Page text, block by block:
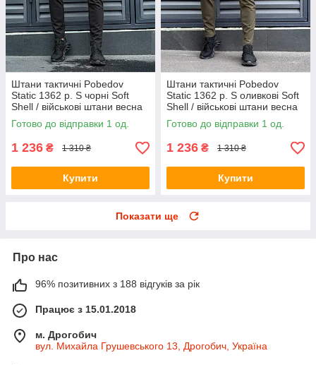
Штани тактичні Pobedov
Static 1362 р. S чорні Soft
Shell / військові штани весна
осінь
Готово до відправки 1 од.
1 236 ₴ 1 310 ₴
Купити
Штани тактичні Pobedov
Static 1362 р. S оливкові Soft
Shell / військові штани весна
осінь
Готово до відправки 1 од.
1 236 ₴ 1 310 ₴
Купити
Показати ще
Про нас
96% позитивних з 188 відгуків за рік
Працює з 15.01.2018
м. Дрогобич
вул. Михайла Грушевського 13, Дрогобич, Україна